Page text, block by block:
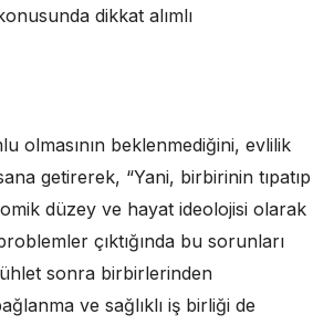
dikkat alımlı
olmasının beklenmediğini, evlilik
getirerek, “Yani, birbirinin tıpatıp
düzey ve hayat ideolojisi olarak
çıktığında bu sorunları
sonra birbirlerinden
ve sağlıklı iş birliği de